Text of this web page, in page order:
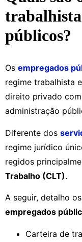
públicos?
Os empregados
regime trabalhista
direito privado
administração
Diferente dos
regime jurídico
regidos
Trabalho (CLT).
A seguir, detalho
empregados
Carteira de